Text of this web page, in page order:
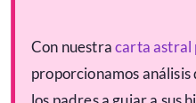
Con nuestracarta astral
proporcionamos